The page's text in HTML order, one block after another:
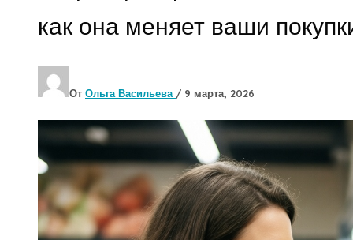
как она меняет ваши
От Ольга Васильева / 9 марта, 2026